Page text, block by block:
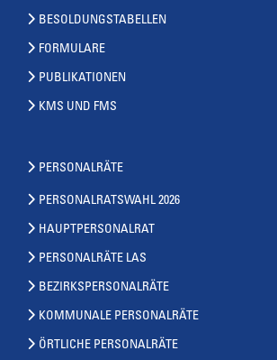
BESOLDUNGSTABELLEN
FORMULARE
PUBLIKATIONEN
KMS UND FMS
PERSONALRÄTE
PERSONALRATSWAHL 2026
HAUPTPERSONALRAT
PERSONALRÄTE LAS
BEZIRKSPERSONALRÄTE
KOMMUNALE PERSONALRÄTE
ÖRTLICHE PERSONALRÄTE